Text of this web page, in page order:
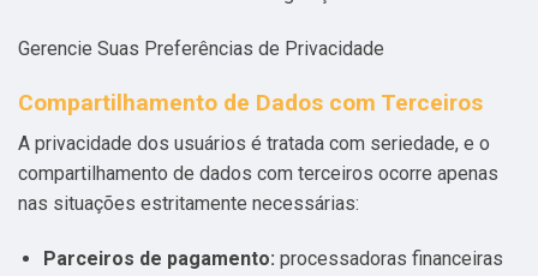
Gerencie Suas Preferências de Privacidade
Compartilhamento de Dados com Terceiros
A privacidade dos usuários é tratada com seriedade, e o
compartilhamento de dados com terceiros ocorre apenas
nas situações estritamente necessárias:
Parceiros de pagamento: processadoras financeiras